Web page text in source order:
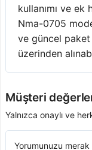
kullanımı ve
Nma-0705
ve güncel
üzerinden
Müşteri
Yalnızca onaylı ve
Yorumunuzu